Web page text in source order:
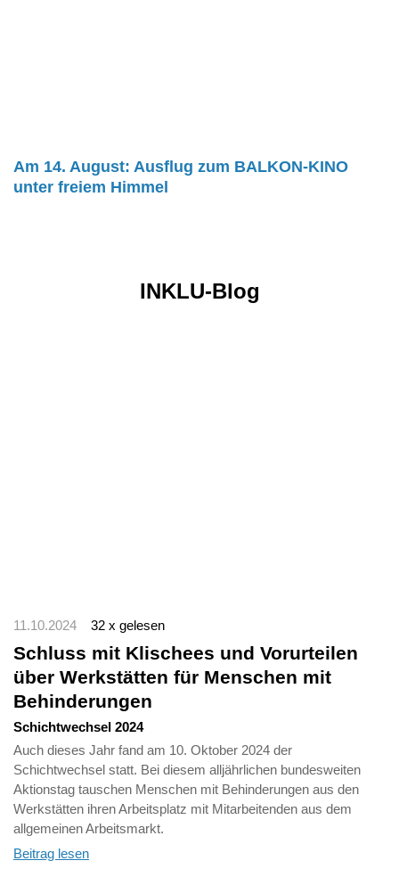
Am 14. August: Ausflug zum BALKON-KINO
unter freiem Himmel
INKLU-Blog
11.10.2024 32 x gelesen
Schluss mit Klischees und Vorurteilen
über Werkstätten für Menschen mit
Behinderungen
Schichtwechsel 2024
Auch dieses Jahr fand am 10. Oktober 2024 der
Schichtwechsel statt. Bei diesem alljährlichen bundesweiten
Aktionstag tauschen Menschen mit Behinderungen aus den
Werkstätten ihren Arbeitsplatz mit Mitarbeitenden aus dem
allgemeinen Arbeitsmarkt.
Beitrag lesen